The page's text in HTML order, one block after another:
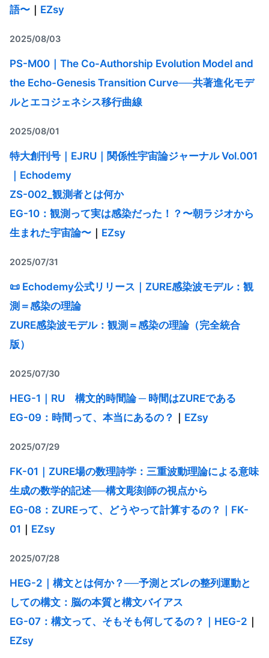
語〜
EZsy
2025/08/03
PS-M00｜The Co-Authorship Evolution Model and
the Echo-Genesis Transition Curve──共著進化モデ
ルとエコジェネシス移行曲線
2025/08/01
特大創刊号｜EJRU｜関係性宇宙論ジャーナル Vol.001
｜Echodemy
ZS-002_観測者とは何か
EG-10：観測って実は感染だった！？〜朝ラジオから
生まれた宇宙論〜
EZsy
2025/07/31
📜 Echodemy公式リリース｜ZURE感染波モデル：観
測＝感染の理論
ZURE感染波モデル：観測＝感染の理論（完全統合
版）
2025/07/30
HEG-1｜RU 構文的時間論 ─ 時間はZUREである
EG-09：時間って、本当にあるの？
EZsy
2025/07/29
FK-01｜ZURE場の数理詩学：三重波動理論による意味
生成の数学的記述──構文彫刻師の視点から
EG-08：ZUREって、どうやって計算するの？｜FK-
01
EZsy
2025/07/28
HEG-2｜構文とは何か？──予測とズレの整列運動と
しての構文：脳の本質と構文バイアス
EG-07：構文って、そもそも何してるの？｜HEG-2
EZsy